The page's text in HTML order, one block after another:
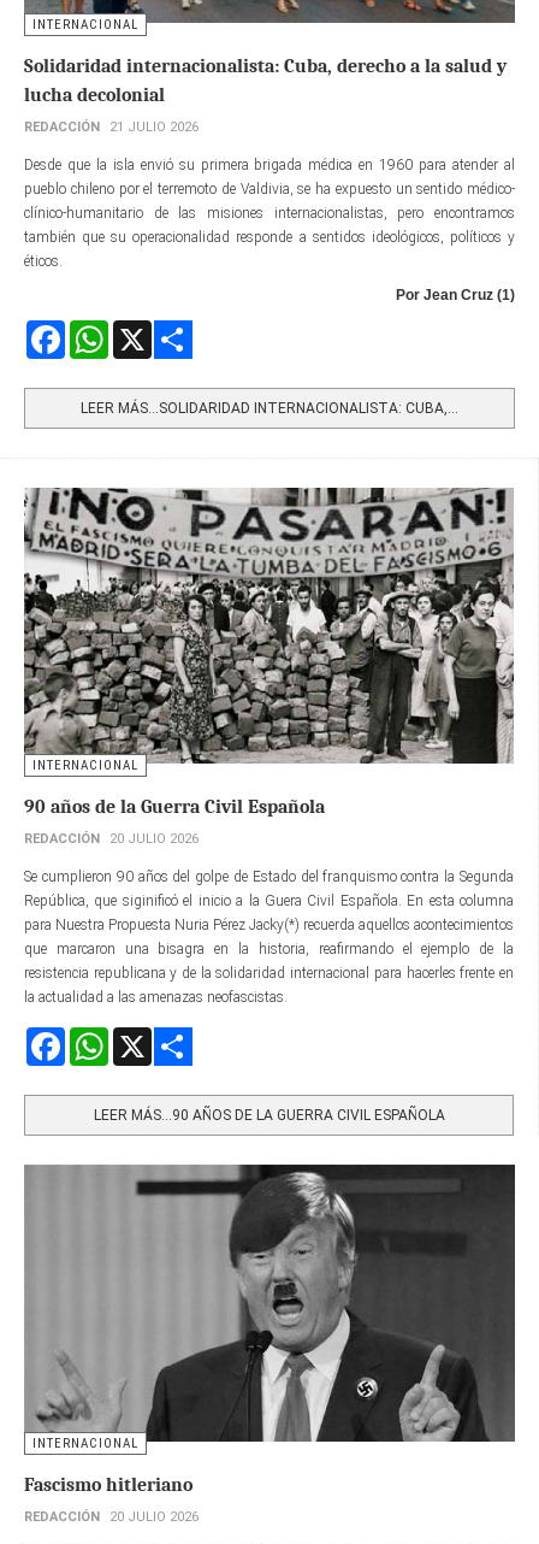
INTERNACIONAL
Solidaridad internacionalista: Cuba, derecho a la salud y
lucha decolonial
REDACCIÓN 21 JULIO 2026
Desde que la isla envió su primera brigada médica en 1960 para atender al
pueblo chileno por el terremoto de Valdivia, se ha expuesto un sentido médico-
clínico-humanitario de las misiones internacionalistas, pero encontramos
también que su operacionalidad responde a sentidos ideológicos, políticos y
éticos.
Por Jean Cruz (1)
FacebookWhatsApp
LEER MÁS…SOLIDARIDAD INTERNACIONALISTA: CUBA,...
INTERNACIONAL
90 años de la Guerra Civil Española
REDACCIÓN 20 JULIO 2026
Se cumplieron 90 años del golpe de Estado del franquismo contra la Segunda
República, que siginificó el inicio a la Guera Civil Española. En esta columna
para Nuestra Propuesta Nuria Pérez Jacky(*) recuerda aquellos acontecimientos
que marcaron una bisagra en la historia, reafirmando el ejemplo de la
resistencia republicana y de la solidaridad internacional para hacerles frente en
la actualidad a las amenazas neofascistas.
FacebookWhatsApp
LEER MÁS…90 AÑOS DE LA GUERRA CIVIL ESPAÑOLA
INTERNACIONAL
Fascismo hitleriano
REDACCIÓN 20 JULIO 2026